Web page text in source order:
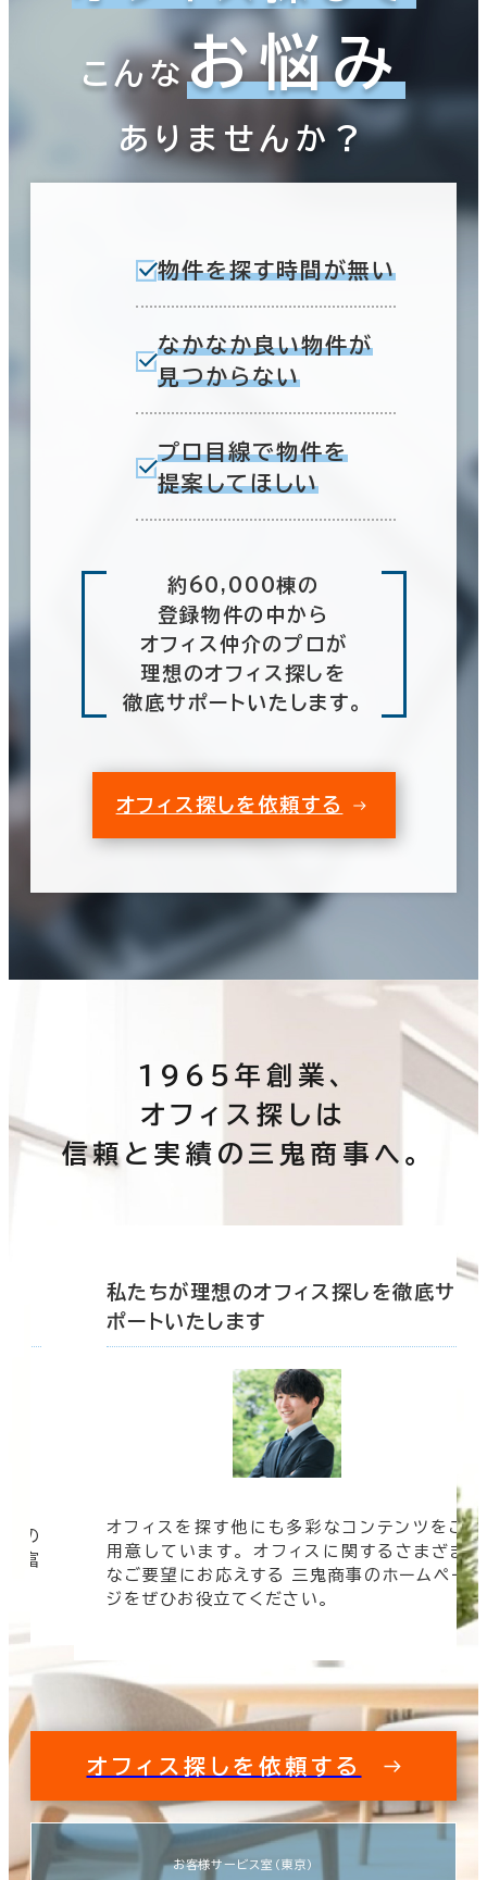
こんなお悩み
ありませんか？
物件を探す時間が無い
なかなか良い物件が
見つからない
プロ目線で物件を
提案してほしい
約60,000棟の
登録物件の中から
オフィス仲介のプロが
理想のオフィス探しを
徹底サポートいたします。
オフィス探しを依頼する
1965年創業、
オフィス探しは
信頼と実績の三鬼商事へ。
の
豊富
私たちが理想のオフィス探しを徹底サ
ポートいたします
オフィスを探す他にも多彩なコンテンツをご
用意しています。 オフィスに関するさまざま
なご要望にお応えする 三鬼商事のホームペー
ジをぜひお役立てください。
オフィス探しを依頼する
お客様サービス室（東京）